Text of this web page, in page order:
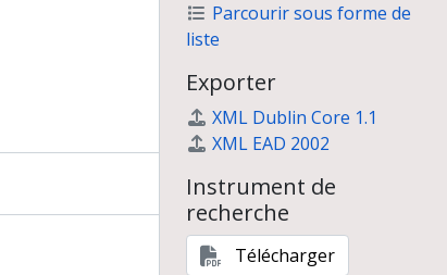
Parcourir sous forme de
liste
Exporter
XML Dublin Core 1.1
XML EAD 2002
Instrument de
recherche
Télécharger